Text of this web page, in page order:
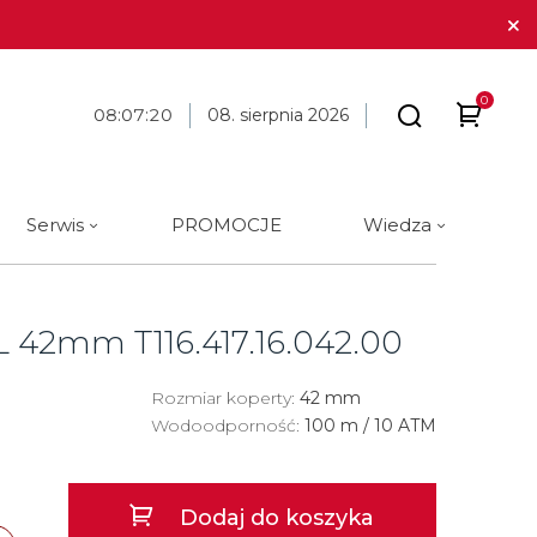
08:07:21 08. sierpnia 2026
0
Constant
Analog
Cyfrowe
Okrągłe
Złote
Stalowe
Tytanowe
Ceramiczne
Złote
Constant
Analog
Cyfrowe
Okrągłe
Złote
Stalowe
Tytanowe
Ceramiczne
Brąz
Tommy Hilfiger
Traser
Union Glashütte
Wenger
Serwis PROMOCJE Wiedza
42mm T116.417.16.042.00
Rozmiar koperty: 42 mm
Wodoodporność: 100 m / 10 ATM
Dodaj do koszyka